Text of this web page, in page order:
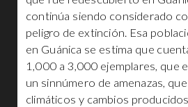
continúa siendo considerado
peligro de extinción. Esa
en Guánica se estima que
1,000 a 3,000 ejemplares, que
un sinnúmero de amenazas,
climáticos y cambios